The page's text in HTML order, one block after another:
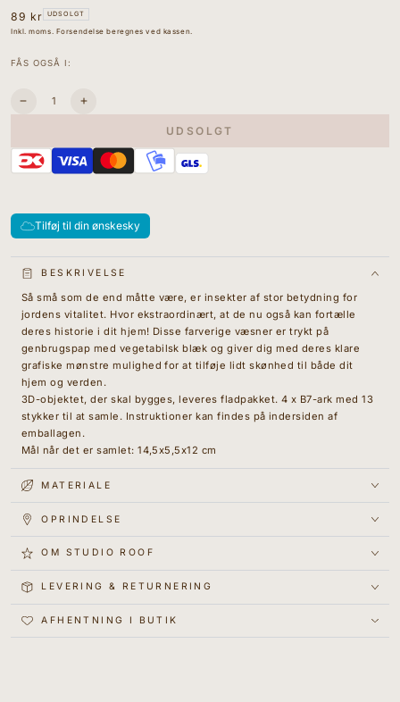
Normal
pris
89 kr UDSOLGT
Inkl. moms. Forsendelse beregnes ved kassen.
FÅS OGSÅ I:
Antal
Sænk
Vægdekoration
-
Claudina
I18n
interpolation
value
&quot;produkt&quot;
mængden
for
}}&quot;
UDSOLGT
Tilføj til din ønskesky
BESKRIVELSE
Så små som de end måtte være, er insekter af stor betydning for
jordens vitalitet. Hvor ekstraordinært, at de nu også kan fortælle
deres historie i dit hjem! Disse farverige væsner er trykt på
genbrugspap med vegetabilsk blæk og giver dig med deres klare
grafiske mønstre mulighed for at tilføje lidt skønhed til både dit
hjem og verden.
3D-objektet, der skal bygges, leveres fladpakket. 4 x B7-ark med 13
stykker til at samle. Instruktioner kan findes på indersiden af
emballagen.
Mål når det er samlet: 14,5x5,5x12 cm
MATERIALE
OPRINDELSE
OM STUDIO ROOF
LEVERING & RETURNERING
AFHENTNING I BUTIK